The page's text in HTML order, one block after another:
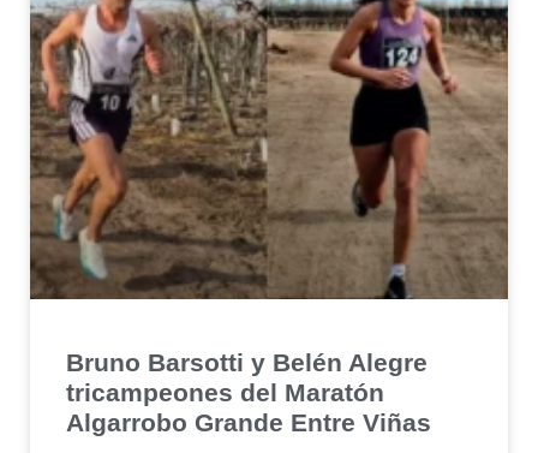
Bruno Barsotti y Belén Alegre
tricampeones del Maratón
Algarrobo Grande Entre Viñas